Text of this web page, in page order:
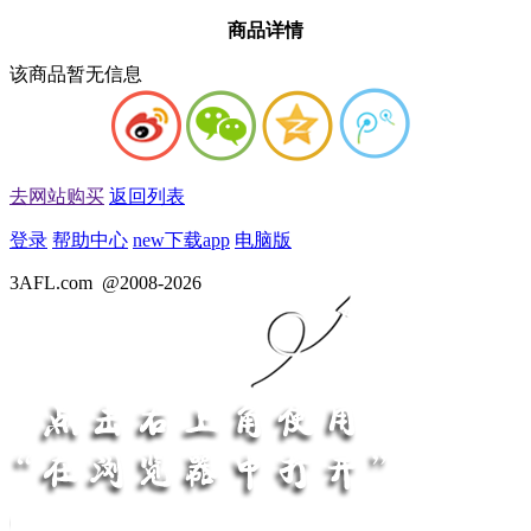
商品详情
该商品暂无信息
去网站购买 返回列表
登录 帮助中心 new下载app 电脑版
3AFL.com @2008-2026